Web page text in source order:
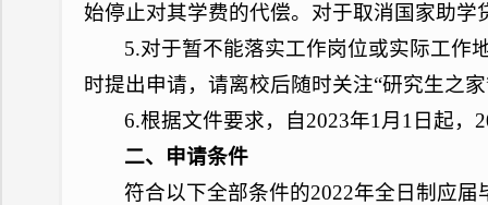
始停止对其学费的代偿。对于取消国家助
5.对于暂不能落实工作岗位或实际工作
时提出申请，请离校后随时关注“研究生之
6.根据文件要求，自2023年1月1日起
二、申请条件
符合以下全部条件的2022年全日制应